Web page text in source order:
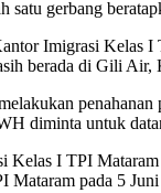
satu gerbang
Imigrasi
berada di Gili
diminta untuk
I TPI
pada 5